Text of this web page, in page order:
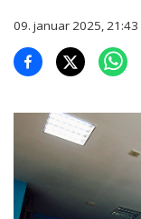
09. januar 2025, 21:43